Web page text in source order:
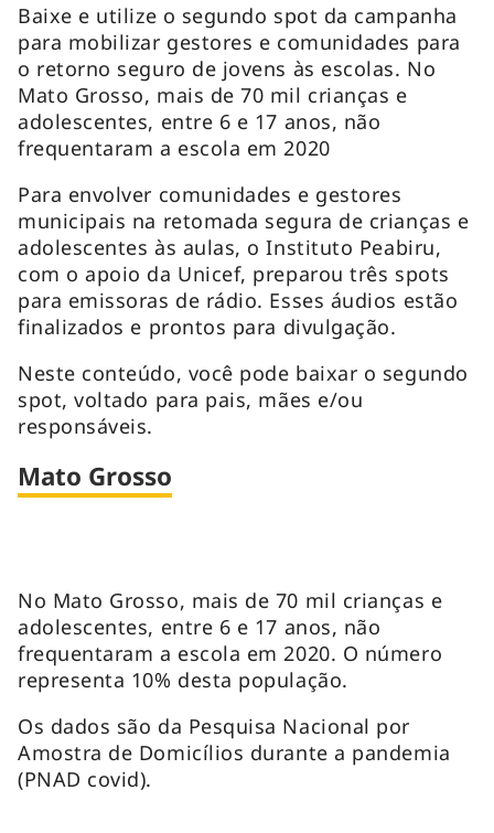
Baixe e utilize o segundo spot da campanha
para mobilizar gestores e comunidades para
o retorno seguro de jovens às escolas. No
Mato Grosso, mais de 70 mil crianças e
adolescentes, entre 6 e 17 anos, não
frequentaram a escola em 2020
Para envolver comunidades e gestores
municipais na retomada segura de crianças e
adolescentes às aulas, o Instituto Peabiru,
com o apoio da Unicef, preparou três spots
para emissoras de rádio. Esses áudios estão
finalizados e prontos para divulgação.
Neste conteúdo, você pode baixar o segundo
spot, voltado para pais, mães e/ou
responsáveis.
Mato Grosso
No Mato Grosso, mais de 70 mil crianças e
adolescentes, entre 6 e 17 anos, não
frequentaram a escola em 2020. O número
representa 10% desta população.
Os dados são da Pesquisa Nacional por
Amostra de Domicílios durante a pandemia
(PNAD covid).